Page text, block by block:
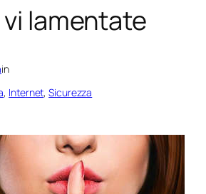
vi lamentate
in
, Internet, Sicurezza